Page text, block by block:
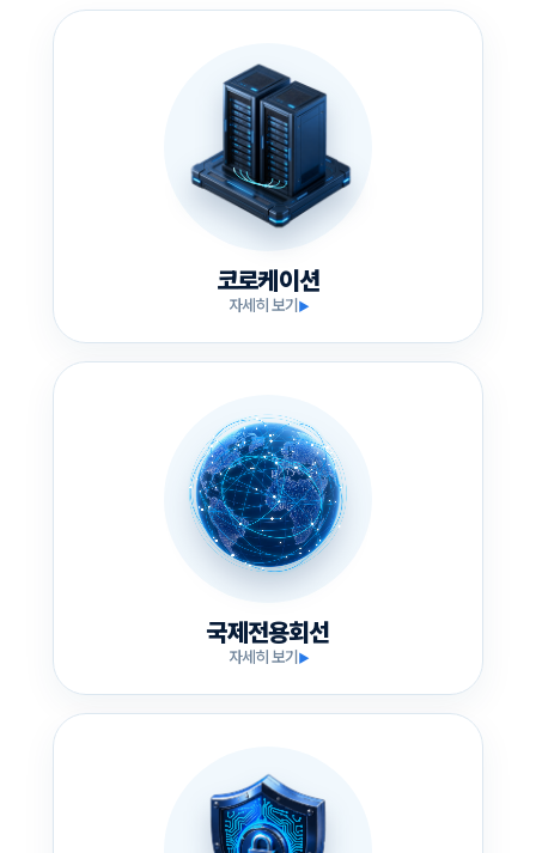
코로케이션
자세히 보기▶
국제전용회선
자세히 보기▶